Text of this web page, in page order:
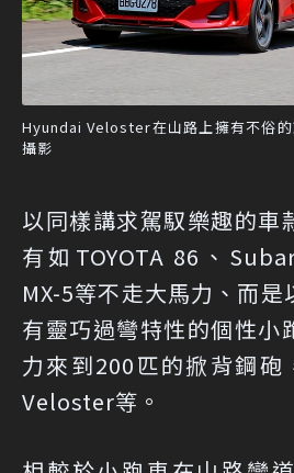
Hyundai Veloster在山路上擁有不俗
攝影
以同樣講求駕馭樂趣的車
有如TOYOTA 86、
MX-5等不走大馬力、而
有靈巧過彎特性的個性小
力來到200匹的掀背鋼砲
Veloster等。